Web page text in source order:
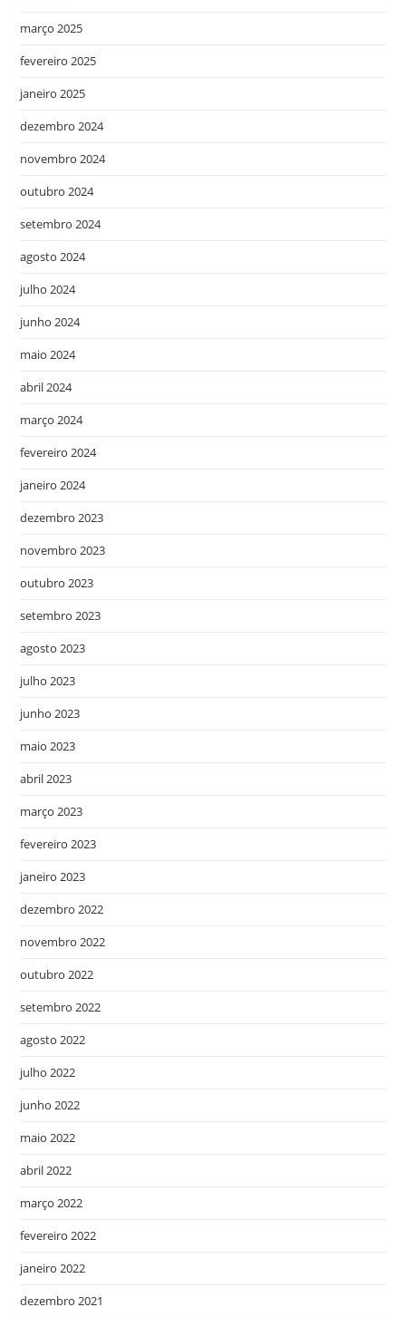
março 2025
fevereiro 2025
janeiro 2025
dezembro 2024
novembro 2024
outubro 2024
setembro 2024
agosto 2024
julho 2024
junho 2024
maio 2024
abril 2024
março 2024
fevereiro 2024
janeiro 2024
dezembro 2023
novembro 2023
outubro 2023
setembro 2023
agosto 2023
julho 2023
junho 2023
maio 2023
abril 2023
março 2023
fevereiro 2023
janeiro 2023
dezembro 2022
novembro 2022
outubro 2022
setembro 2022
agosto 2022
julho 2022
junho 2022
maio 2022
abril 2022
março 2022
fevereiro 2022
janeiro 2022
dezembro 2021